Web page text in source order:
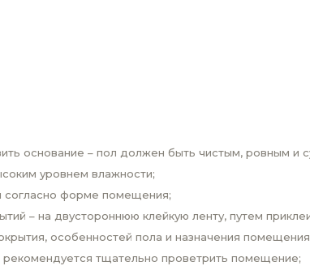
основание – пол должен быть чистым, ровным и
уровнем влажности;
согласно форме помещения;
– на двустороннюю клейкую ленту, путем
особенностей пола и назначения
тщательно проветрить помещение;